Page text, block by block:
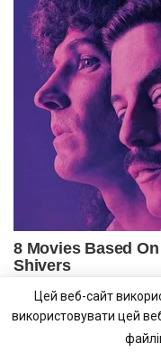
Цей веб-сайт
використовувати цей